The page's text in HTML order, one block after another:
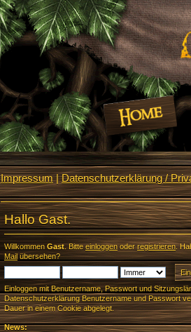
Impressum|Datenschutzerklärung /
Hallo Gast.
Willkommen Gast. Bitte einloggenoderregistrieren.
Mailübersehen?
Einloggen mit Benutzername, Passwort und
Datenschutzerklärung Benutzername und Passwort
Dauer in einem Cookie abgelegt.
News: